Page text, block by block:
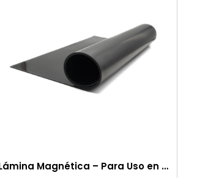
Lámina Magnética – Para Uso en el Suelo – Apto para Alimentos